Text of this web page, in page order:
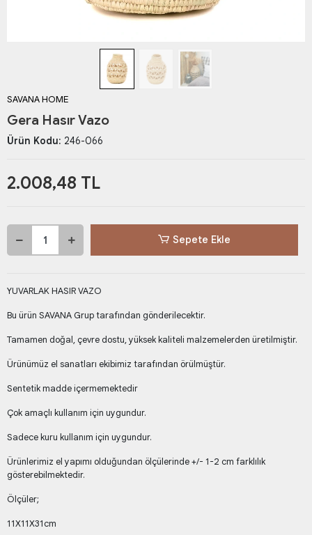
SAVANA HOME
Gera Hasır Vazo
Ürün Kodu: 246-066
2.008,48 TL
Sepete Ekle
YUVARLAK HASIR VAZO
Bu ürün SAVANA Grup tarafından gönderilecektir.
Tamamen doğal, çevre dostu, yüksek kaliteli malzemelerden üretilmiştir.
Ürünümüz el sanatları ekibimiz tarafından örülmüştür.
Sentetik madde içermemektedir
Çok amaçlı kullanım için uygundur.
Sadece kuru kullanım için uygundur.
Ürünlerimiz el yapımı olduğundan ölçülerinde +/- 1-2 cm farklılık
gösterebilmektedir.
Ölçüler;
11X11X31cm